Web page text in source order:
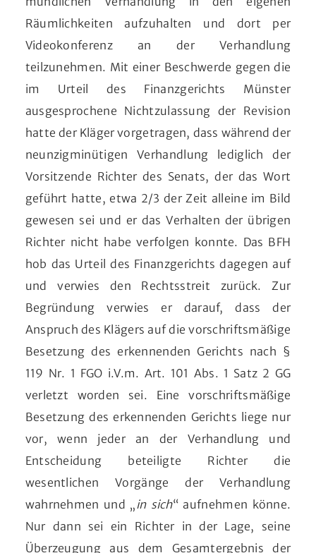
Räumlichkeiten aufzuhalten und dort per
Videokonferenz an der Verhandlung
teilzunehmen. Mit einer Beschwerde gegen die
im Urteil des Finanzgerichts Münster
ausgesprochene Nichtzulassung der Revision
hatte der Kläger vorgetragen, dass während der
neunzigminütigen Verhandlung lediglich der
Vorsitzende Richter des Senats, der das Wort
geführt hatte, etwa 2/3 der Zeit alleine im Bild
gewesen sei und er das Verhalten der übrigen
Richter nicht habe verfolgen konnte. Das BFH
hob das Urteil des Finanzgerichts dagegen auf
und verwies den Rechtsstreit zurück. Zur
Begründung verwies er darauf, dass der
Anspruch des Klägers auf die vorschriftsmäßige
Besetzung des erkennenden Gerichts nach §
119 Nr. 1 FGO i.V.m. Art. 101 Abs. 1 Satz 2 GG
verletzt worden sei. Eine vorschriftsmäßige
Besetzung des erkennenden Gerichts liege nur
vor, wenn jeder an der Verhandlung und
Entscheidung beteiligte Richter die
wesentlichen Vorgänge der Verhandlung
wahrnehmen und „in sich“ aufnehmen könne.
Nur dann sei ein Richter in der Lage, seine
Überzeugung aus dem Gesamtergebnis der